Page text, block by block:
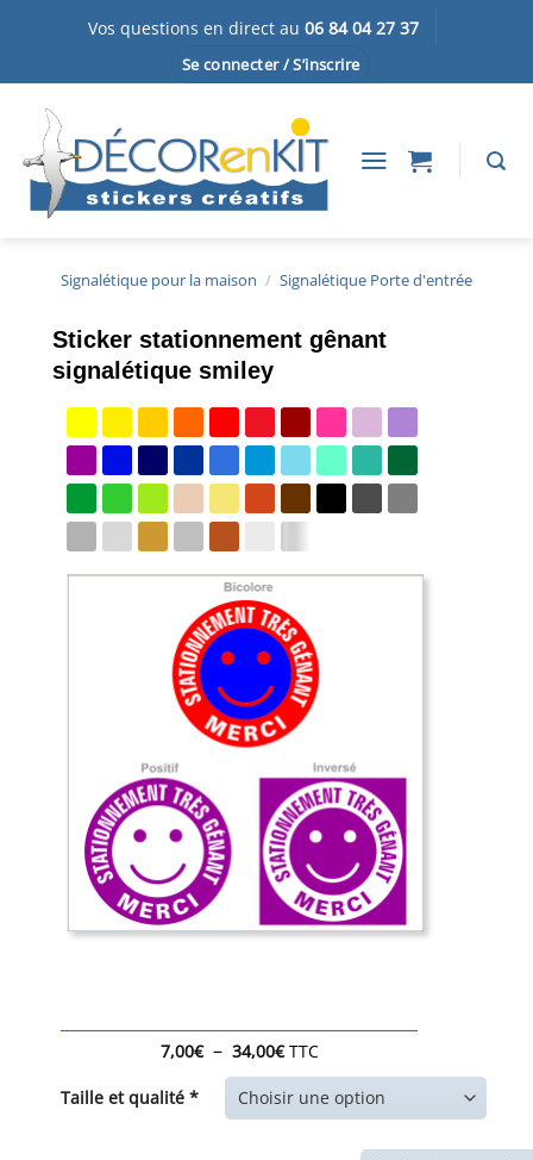
Vos questions en direct au 06 84 04 27 37
Se connecter / S’inscrire
Signalétique pour la maison / Signalétique Porte d'entrée
Sticker stationnement gênant
signalétique smiley
7,00€ – 34,00€Plage
prix :
7,00€
à
TTC
Taille et qualité *